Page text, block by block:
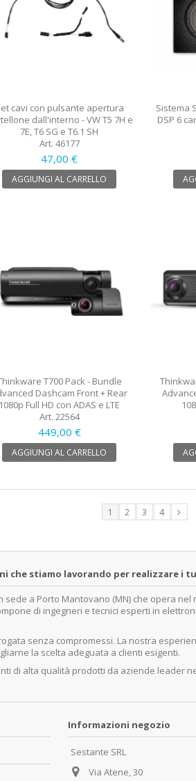
cavi con pulsante apertura
dall'interno - VW T5 7H e
7E, T6 SG e T6.1 SH
Art. 46177
47,00 €
AGGIUNGI AL CARRELLO
Sistema
DSP 6
T700 Pack - Bundle
Dashcam Front + Rear
1080p Full HD con ADAS e LTE
Art. 22564
449,00 €
AGGIUNGI AL CARRELLO
1 2 3 4
che stiamo lavorando per realizzare i
a Porto Mantovano (MN) che opera
di ingegneri e tecnici esperti in
senza compromessi. La nostra
la scelta adeguata a clienti esigenti.
di alta qualità prodotti da aziende leader
Informazioni negozio
Sestante SRL
Via Atene, 30